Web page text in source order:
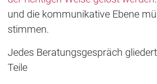
und die kommunikative Ebene
stimmen.
Jedes Beratungsgespräch
Teile